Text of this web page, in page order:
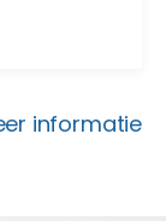
informatie